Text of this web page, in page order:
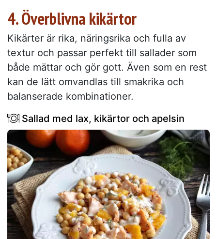
4. Överblivna kikärtor
Kikärter är rika, näringsrika och fulla av
textur och passar perfekt till sallader som
både mättar och gör gott. Även som en rest
kan de lätt omvandlas till smakrika och
balanserade kombinationer.
Sallad med lax, kikärtor och apelsin